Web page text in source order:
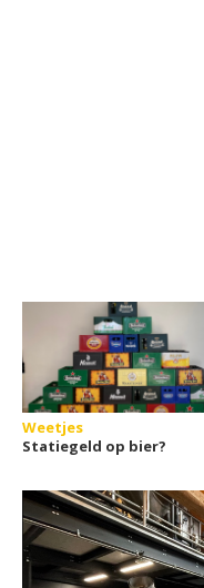
Weetjes
Statiegeld op bier?